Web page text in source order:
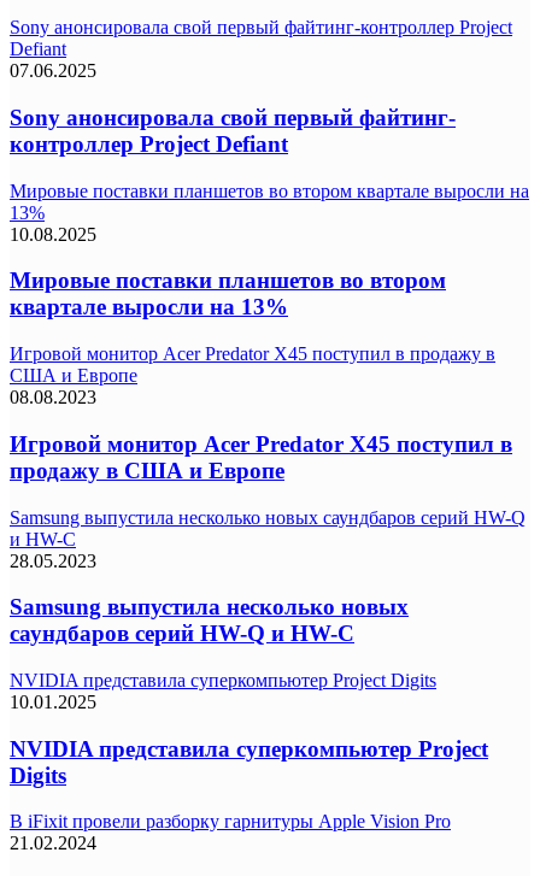
Sony анонсировала свой первый файтинг-контроллер Project
Defiant
07.06.2025
Sony анонсировала свой первый файтинг-
контроллер Project Defiant
Мировые поставки планшетов во втором квартале выросли на
13%
10.08.2025
Мировые поставки планшетов во втором
квартале выросли на 13%
Игровой монитор Acer Predator X45 поступил в продажу в
США и Европе
08.08.2023
Игровой монитор Acer Predator X45 поступил в
продажу в США и Европе
Samsung выпустила несколько новых саундбаров серий HW-Q
и HW-C
28.05.2023
Samsung выпустила несколько новых
саундбаров серий HW-Q и HW-C
NVIDIA представила суперкомпьютер Project Digits
10.01.2025
NVIDIA представила суперкомпьютер Project
Digits
В iFixit провели разборку гарнитуры Apple Vision Pro
21.02.2024